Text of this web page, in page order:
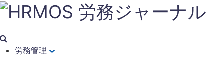
労務管理